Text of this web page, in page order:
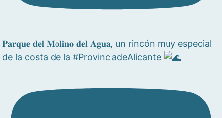
𝐏𝐚𝐫𝐪𝐮𝐞 𝐝𝐞𝐥 𝐌𝐨𝐥𝐢𝐧𝐨 𝐝𝐞𝐥 𝐀𝐠𝐮𝐚, un rincón muy especial
de la costa de la #ProvinciadeAlicante